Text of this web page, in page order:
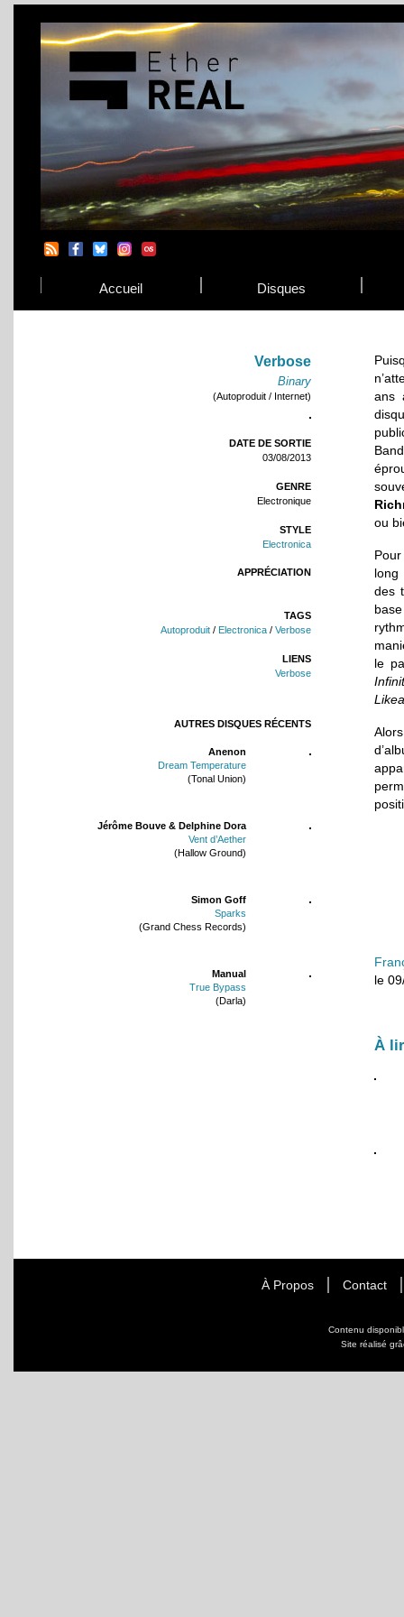
Accueil Disques
Verbose
Binary
(Autoproduit / Internet)
DATE DE SORTIE
03/08/2013
GENRE
Electronique
STYLE
Electronica
APPRÉCIATION
TAGS
Autoproduit / Electronica / Verbose
LIENS
Verbose
AUTRES DISQUES RÉCENTS
Anenon
Dream Temperature
(Tonal Union)
Jérôme Bouve & Delphine Dora
Vent d’Aether
(Hallow Ground)
Simon Goff
Sparks
(Grand Chess Records)
Manual
True Bypass
(Darla)
ans
ou
long
des
le
le
À
À Propos Contact
Contenu
Site réalisé